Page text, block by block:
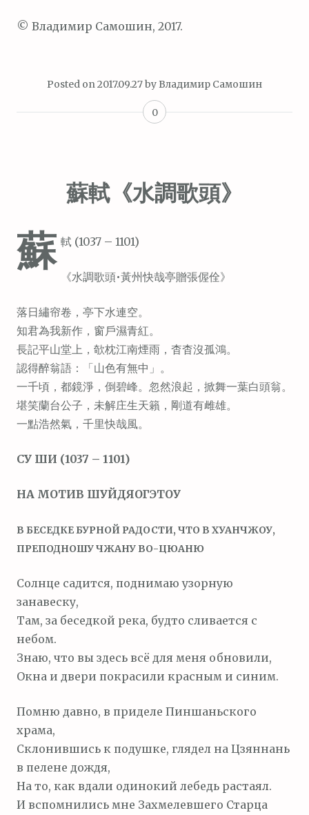
© Владимир Самошин, 2017.
Posted on 2017.09.27by Владимир Самошин
0
蘇軾《水調歌頭》
蘇 軾 (1037 – 1101)
《水調歌頭•黃州快哉亭贈張偓佺》
落日繡帘卷，亭下水連空。
知君為我新作，窗戶濕青紅。
長記平山堂上，欹枕江南煙雨，杳杳沒孤鴻。
認得醉翁語：「山色有無中」。
一千頃，都鏡淨，倒碧峰。忽然浪起，掀舞一葉白頭翁。
堪笑蘭台公子，未解庄生天籟，剛道有雌雄。
一點浩然氣，千里快哉風。
СУ ШИ (1037 – 1101)
НА МОТИВ ШУЙДЯОГЭТОУ
В БЕСЕДКЕ БУРНОЙ РАДОСТИ, ЧТО В ХУАНЧЖОУ,
ПРЕПОДНОШУ ЧЖАНУ ВО-ЦЮАНЮ
Солнце садится, поднимаю узорную
занавеску,
Там, за беседкой река, будто сливается с
небом.
Знаю, что вы здесь всё для меня обновили,
Окна и двери покрасили красным и синим.
Помню давно, в приделе Пиншаньского
храма,
Склонившись к подушке, глядел на Цзяннань
в пелене дождя,
На то, как вдали одинокий лебедь растаял.
И вспомнились мне Захмелевшего Старца